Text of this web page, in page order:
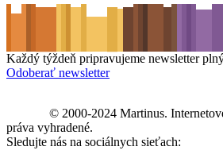
Každý týždeň pripravujeme newsletter
Odoberať newsletter
© 2000-2024 Martinus.
práva vyhradené.
Sledujte nás na sociálnych sieťach: